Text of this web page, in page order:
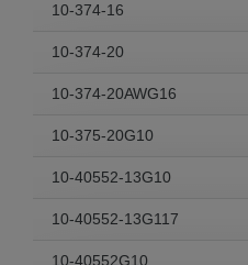
10-374-16
10-374-20
10-374-20AWG16
10-375-20G10
10-40552-13G10
10-40552-13G117
10-40552G10